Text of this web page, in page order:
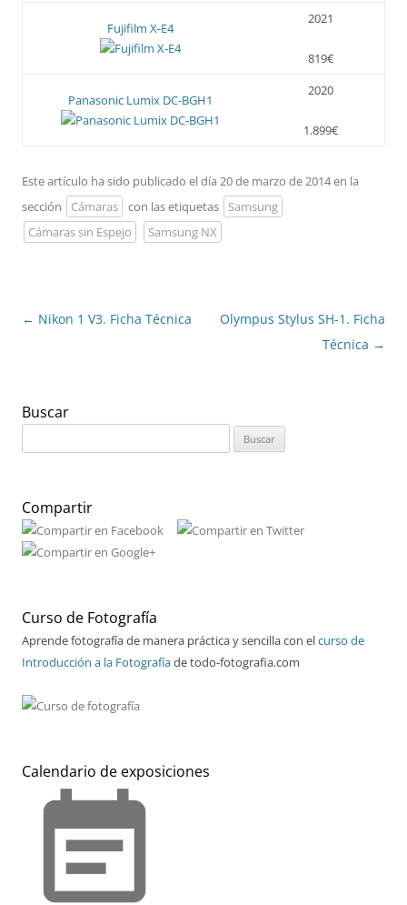
Fujifilm X-E4
2021
819€
Panasonic Lumix DC-BGH1
2020
1.899€
Este artículo ha sido publicado el día 20 de marzo de 2014 en la
sección
Cámaras con las etiquetas
Samsung
Cámaras sin Espejo
Samsung NX
Navegación
← Nikon 1 V3. Ficha Técnica
Olympus Stylus SH-1. Ficha
Técnica →
Buscar
Compartir
Curso de Fotografía
Aprende fotografía de manera práctica y sencilla con elcurso de
Introducción a la Fotografíade todo-fotografia.com
Calendario de exposiciones
event_note